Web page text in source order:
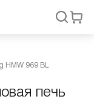
HMW 969 BL
печь